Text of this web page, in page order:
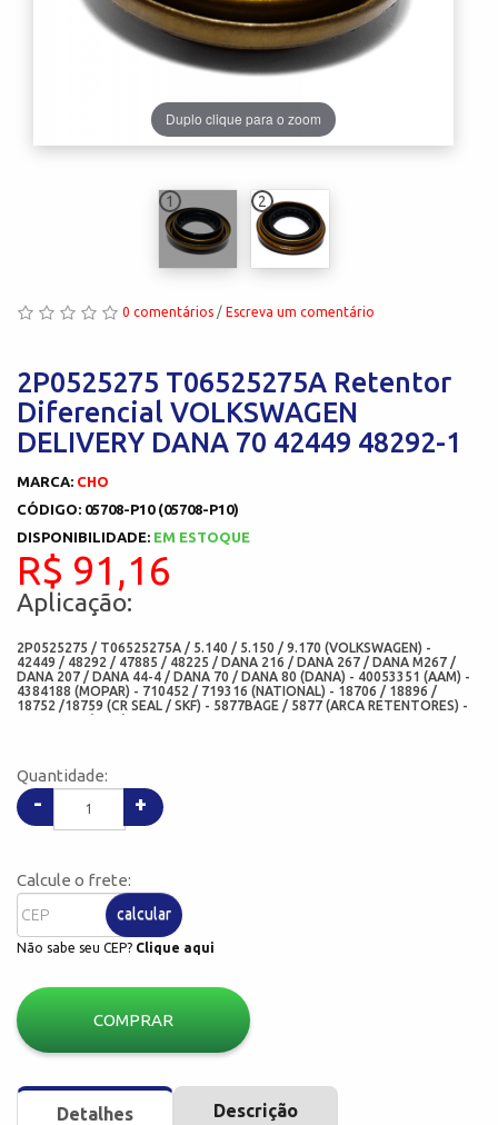
1 2
Duplo clique para o zoom
0 comentários / Escreva um comentário
2P0525275 T06525275A Retentor
Diferencial VOLKSWAGEN
DELIVERY DANA 70 42449 48292-1
MARCA: CHO
CÓDIGO: 05708-P10 (05708-P10)
DISPONIBILIDADE: EM ESTOQUE
R$ 91,16
Aplicação:
2P0525275 / T06525275A / 5.140 / 5.150 / 9.170 (VOLKSWAGEN) -
42449 / 48292 / 47885 / 48225 / DANA 216 / DANA 267 / DANA M267 /
DANA 207 / DANA 44-4 / DANA 70 / DANA 80 (DANA) - 40053351 (AAM) -
4384188 (MOPAR) - 710452 / 719316 (NATIONAL) - 18706 / 18896 /
18752 /18759 (CR SEAL / SKF) - 5877BAGE / 5877 (ARCA RETENTORES) -
05708-P10 (CHO)
Quantidade:
- +
Calcule o frete:
calcular
Não sabe seu CEP? Clique aqui
COMPRAR
Detalhes Descrição